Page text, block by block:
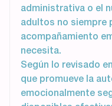
administrativa o el
adultos no siempre
acompañamiento
necesita.
Según lo revisado
que promueve la
emocionalmente